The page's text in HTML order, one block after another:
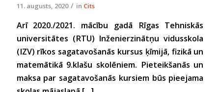
11. augusts, 2020 / in Cits
Arī 2020./2021. mācību gadā Rīgas Tehniskās
universitātes (RTU) Inženierzinātņu vidusskola
(IZV) rīkos sagatavošanās kursus ķīmijā, fizikā un
matemātikā 9.klašu skolēniem. Pieteikšanās un
maksa par sagatavošanās kursiem būs pieejama